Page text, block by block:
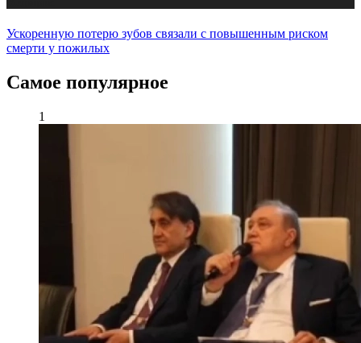
Ускоренную потерю зубов связали с повышенным риском
смерти у пожилых
Самое популярное
1